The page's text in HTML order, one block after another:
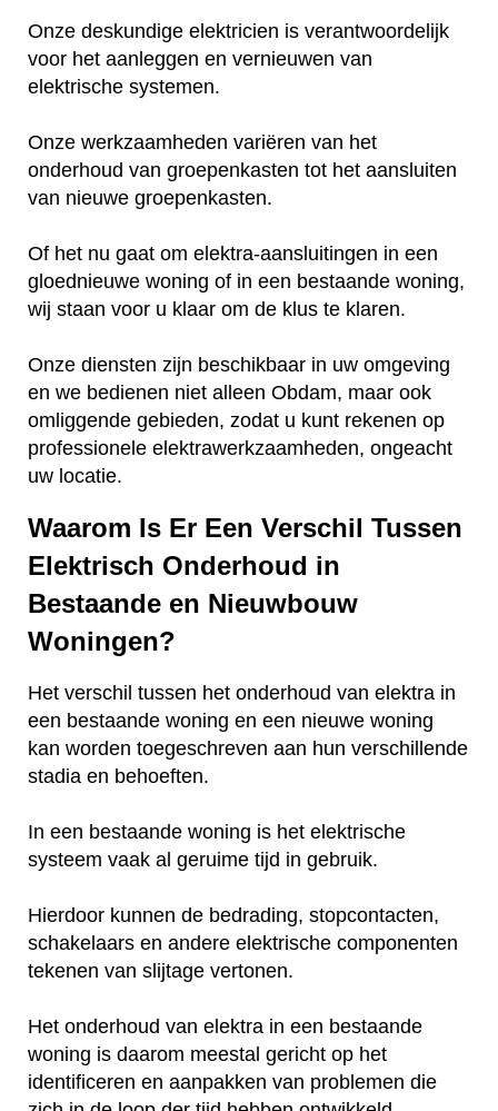
Onze deskundige elektricien is verantwoordelijk
voor het aanleggen en vernieuwen van
elektrische systemen.
Onze werkzaamheden variëren van het
onderhoud van groepenkasten tot het aansluiten
van nieuwe groepenkasten.
Of het nu gaat om elektra-aansluitingen in een
gloednieuwe woning of in een bestaande woning,
wij staan voor u klaar om de klus te klaren.
Onze diensten zijn beschikbaar in uw omgeving
en we bedienen niet alleen Obdam, maar ook
omliggende gebieden, zodat u kunt rekenen op
professionele elektrawerkzaamheden, ongeacht
uw locatie.
Waarom Is Er Een Verschil Tussen
Elektrisch Onderhoud in
Bestaande en Nieuwbouw
Woningen?
Het verschil tussen het onderhoud van elektra in
een bestaande woning en een nieuwe woning
kan worden toegeschreven aan hun verschillende
stadia en behoeften.
In een bestaande woning is het elektrische
systeem vaak al geruime tijd in gebruik.
Hierdoor kunnen de bedrading, stopcontacten,
schakelaars en andere elektrische componenten
tekenen van slijtage vertonen.
Het onderhoud van elektra in een bestaande
woning is daarom meestal gericht op het
identificeren en aanpakken van problemen die